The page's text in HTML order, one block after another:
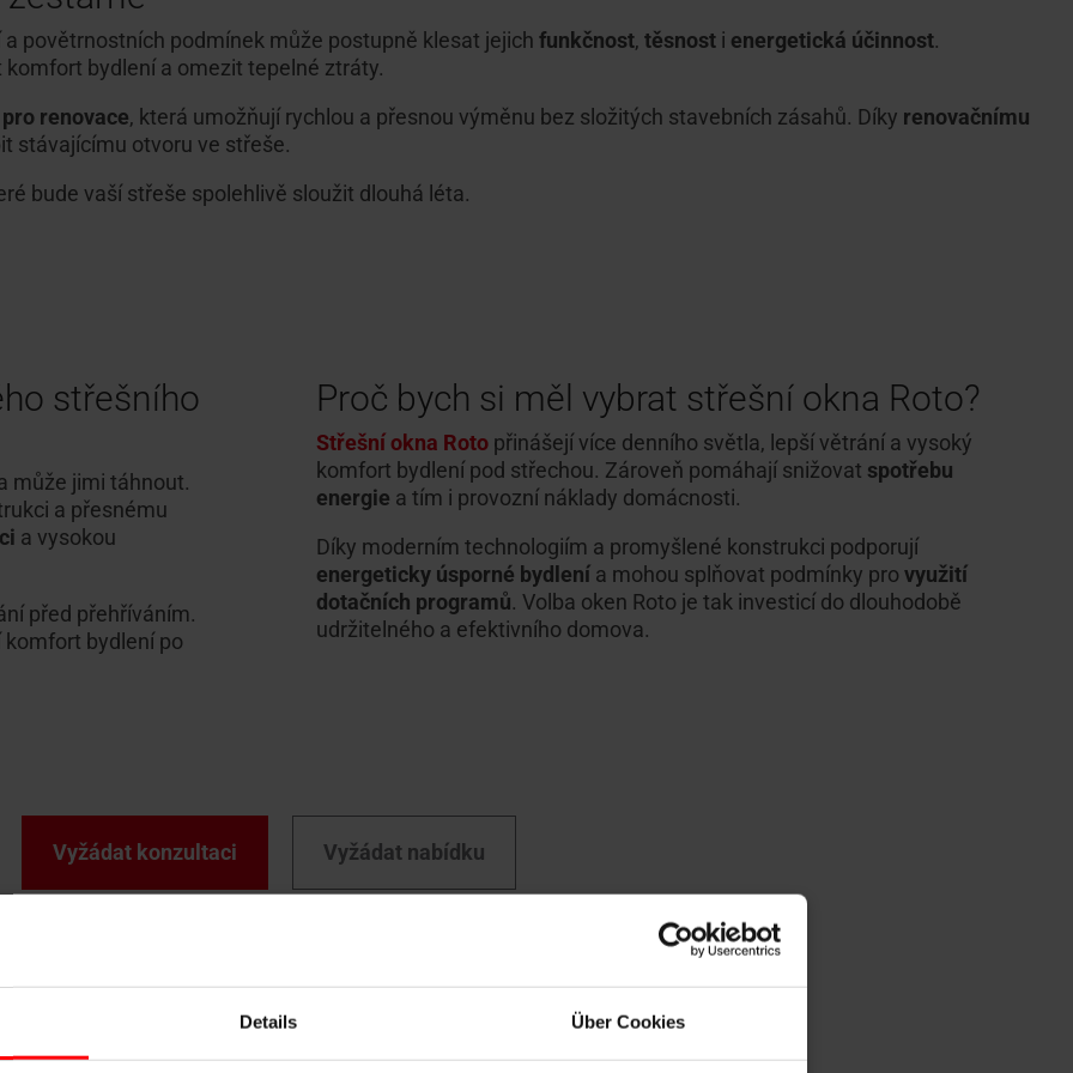
Details Über Cookies
povětrnostních podmínek může postupně klesat jejich funkčnost, těsnost i energetická účinnost.
komfort bydlení a omezit tepelné ztráty.
renovace, která umožňují rychlou a přesnou výměnu bez složitých stavebních zásahů. Díky renovačnímu
stávajícímu otvoru ve střeše.
bude vaší střeše spolehlivě sloužit dlouhá léta.
střešního
může jimi táhnout.
a přesnému
a vysokou
před přehříváním.
bydlení po
Proč bych si měl vybrat střešní okna Roto?
Střešní okna Roto přinášejí více denního světla, lepší větrání a vysoký
komfort bydlení pod střechou. Zároveň pomáhají snižovat spotřebu
energie a tím i provozní náklady domácnosti.
Díky moderním technologiím a promyšlené konstrukci podporují
energeticky úsporné bydlení a mohou splňovat podmínky pro využití
dotačních programů. Volba oken Roto je tak investicí do dlouhodobě
udržitelného a efektivního domova.
Vyžádat konzultaci Vyžádat nabídku
okno?